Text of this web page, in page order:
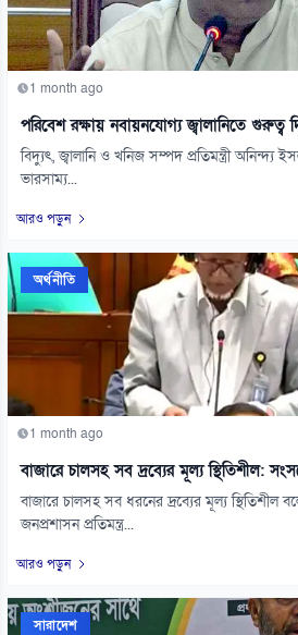
1 month ago
পরিবেশ রক্ষায় নবায়নযোগ্য জ্বালানিতে গুরুত্ব
বিদ্যুৎ, জ্বালানি ও খনিজ সম্পদ প্রতিমন্ত্রী
ভারসাম্য...
আরও পড়ুন
অর্থনীতি
1 month ago
বাজারে চালসহ সব দ্রব্যের মূল্য স্থিতিশীল:
বাজারে চালসহ সব ধরনের দ্রব্যের মূল্য স্থিতিশীল
জনপ্রশাসন প্রতিমন্ত্র...
আরও পড়ুন
সারাদেশ